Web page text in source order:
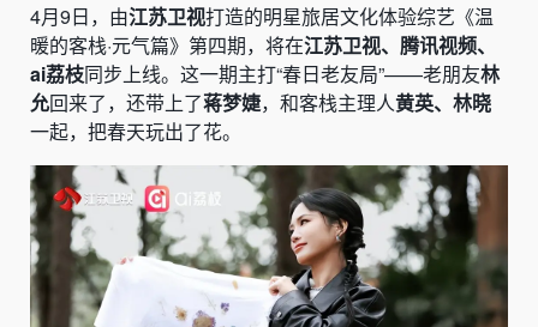
4月9日，由江苏卫视打造的明星旅居文化体验综艺《温
暖的客栈·元气篇》第四期，将在江苏卫视、腾讯视频、
ai荔枝同步上线。这一期主打“春日老友局”——老朋友林
允回来了，还带上了蒋梦婕，和客栈主理人黄英、林晓
一起，把春天玩出了花。